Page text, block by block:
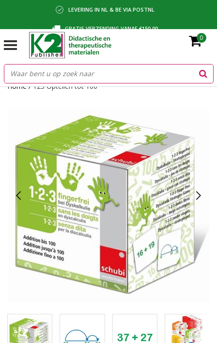
LEVERING IN NL & BE VIA POSTNL
GRATIS VERZENDING VANAF €150,00
BETALING VIA IDEAL, BANCONTACT OF FACTUUR
0
Home/123 Optellen tot 100